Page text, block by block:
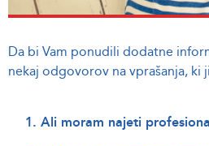
Da bi Vam ponudili dodatne
nekaj odgovorov na vprašanja,
Ali moram najeti